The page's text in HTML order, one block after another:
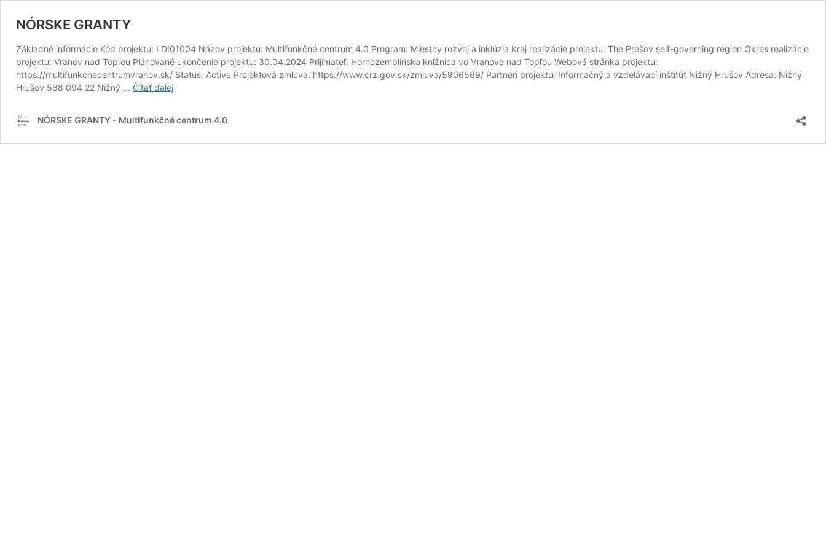
NÓRSKE GRANTY
Základné informácie Kód projektu: LDI01004 Názov projektu: Multifunkčné centrum 4.0 Program: Miestny rozvoj a inklúzia Kraj realizácie projektu: The Prešov self-governing region Okres realizácie
projektu: Vranov nad Topľou Plánované ukončenie projektu: 30.04.2024 Prijímateľ: Hornozemplínska knižnica vo Vranove nad Topľou Webová stránka projektu:
https://multifunkcnecentrumvranov.sk/ Status: Active Projektová zmluva: https://www.crz.gov.sk/zmluva/5906569/ Partneri projektu: Informačný a vzdelávací inštitút Nižný Hrušov Adresa: Nižný
Hrušov 588 094 22 Nižný … Čítať ďalejNÓRSKE
NÓRSKE GRANTY - Multifunkčné centrum 4.0